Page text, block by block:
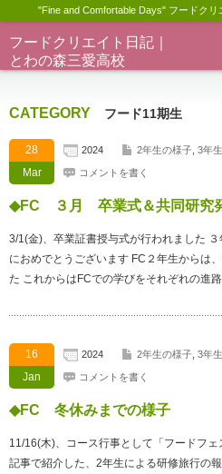
"Fine and Comfortable Days" フードクリ
フードクリエイト日記｜
とわの森三愛高校
CATEGORY フード11期生
28
Mar
2024 2年生の様子 3年
コメントを書く
◆FC ３月 卒業式＆共同研究
3/1(金)、卒業証書授与式が行われました
におめでとうございます FC２年生からは
た これからはFCでの学びをそれぞれの進
16
Jan
2024 2年生の様子 3年
コメントを書く
◆FC 冬休みまでの様子
11/16(木)、コース行事として「フードフ
記事で紹介した、2年生による研修旅行の